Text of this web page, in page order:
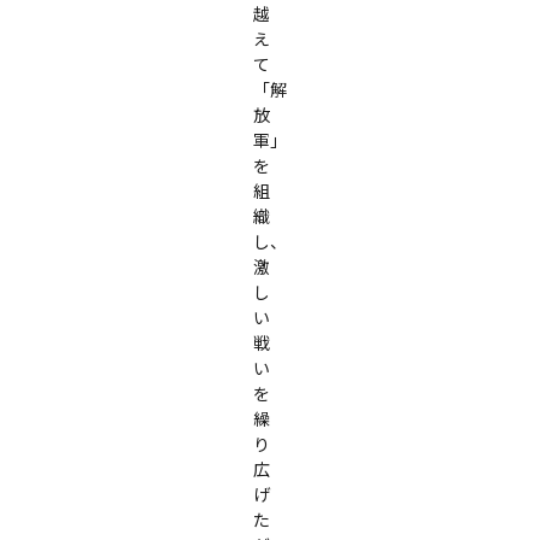
越
え
て
「解
放
軍」
を
組
織
し、
激
し
い
戦
い
を
繰
り
広
げ
た